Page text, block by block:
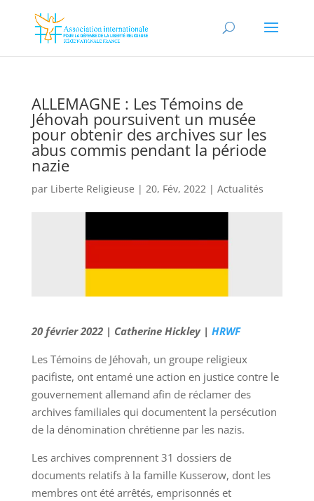
ALLEMAGNE : Les Témoins de
Jéhovah poursuivent un musée
pour obtenir des archives sur les
abus commis pendant la période
nazie
par Liberte Religieuse | 20, Fév, 2022| Actualités
20 février 2022 | Catherine Hickley | HRWF
Les Témoins de Jéhovah, un groupe religieux
pacifiste, ont entamé une action en justice contre le
gouvernement allemand afin de réclamer des
archives familiales qui documentent la persécution
de la dénomination chrétienne par les nazis.
Les archives comprennent 31 dossiers de
documents relatifs à la famille Kusserow, dont les
membres ont été arrêtés, emprisonnés et